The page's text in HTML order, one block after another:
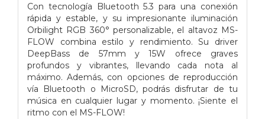
Con tecnología Bluetooth 5.3 para una conexión
rápida y estable, y su impresionante iluminación
Orbilight RGB 360° personalizable, el altavoz MS-
FLOW combina estilo y rendimiento. Su driver
DeepBass de 57mm y 15W ofrece graves
profundos y vibrantes, llevando cada nota al
máximo. Además, con opciones de reproducción
vía Bluetooth o MicroSD, podrás disfrutar de tu
música en cualquier lugar y momento. ¡Siente el
ritmo con el MS-FLOW!